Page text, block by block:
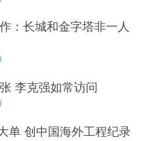
：长城和金字塔非一人
李克强如常访问
单 创中国海外工程纪录